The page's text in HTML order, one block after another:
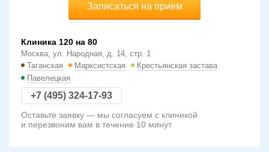
Записаться на прием
Клиника 120 на 80
Москва, ул. Народная, д. 14, стр. 1
Таганская
Марксистская
Крестьянская застава
Павелецкая
+7 (495) 324-17-93
Оставьте заявку — мы согласуем с клиникой
и перезвоним вам в течение 10 минут